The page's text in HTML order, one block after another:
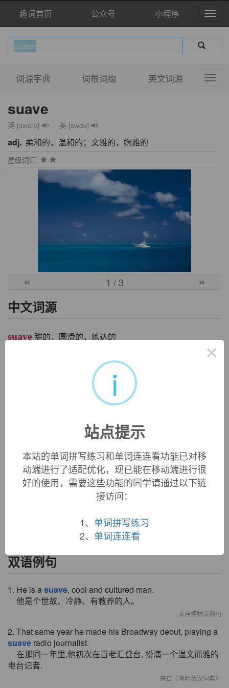
趣词首页 公众号 小程序
词源字典 词根词缀 英文词源
suave
英 [swɑːv] 美 [swɑv]
adj. 柔和的，温和的；文雅的，娴雅的
星级词汇:
« 1 / 3 »
中文词源
suave 甜的，圆滑的，练达的
来自拉丁语 suavis,甜美的，令人愉悦的，来自 PIE*swad,甜
的，词源同 sweet,assuage.引申比 喻义圆滑的，练达的。
suave (adj.)
early 15c., "gracious, kindly, pleasant, delightful," from Latin
suavis"agreeable, sweet, pleasant (to the senses), delightful,"
from PIE root*swad-"sweet, pleasant" (seesweet(adj.)). In
reference to persons, sense of "smoothly agreeable" first
双语例句
1. He is asuave, cool and cultured man.
他是个世故、冷静、有教养的人。
来自柯林斯例句
2. That same year he made his Broadway debut, playing a
suave radio journalist.
在那同一年里,他初次在百老汇登台, 扮演一个温文而雅的
电台记者.
来自《简明英汉词典》
×
i
站点提示
本站的单词拼写练习和单词连连看功能已对移
动端进行了适配优化，现已能在移动端进行很
好的使用，需要这些功能的同学请通过以下链
接访问：
1、 单词拼写练习
2、 单词连连看